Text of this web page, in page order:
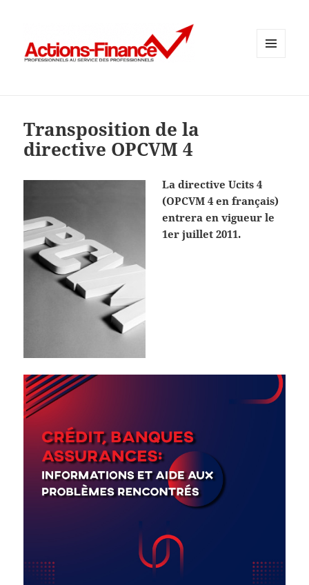
Transposition de la
directive OPCVM 4
La directive Ucits 4
(OPCVM 4 en français)
entrera en vigueur le
1er juillet 2011.